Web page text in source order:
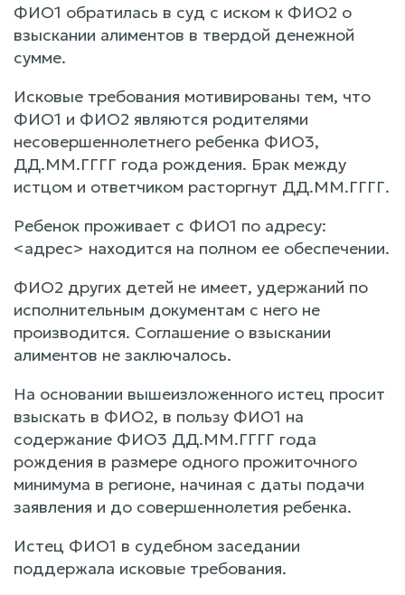
ФИО1 обратилась в суд с иском к ФИО2 о
взыскании алиментов в твердой денежной
сумме.
Исковые требования мотивированы тем, что
ФИО1 и ФИО2 являются родителями
несовершеннолетнего ребенка ФИО3,
ДД.ММ.ГГГГ года рождения. Брак между
истцом и ответчиком расторгнут ДД.ММ.ГГГГ.
Ребенок проживает с ФИО1 по адресу:
<адрес> находится на полном ее обеспечении.
ФИО2 других детей не имеет, удержаний по
исполнительным документам с него не
производится. Соглашение о взыскании
алиментов не заключалось.
На основании вышеизложенного истец просит
взыскать в ФИО2, в пользу ФИО1 на
содержание ФИО3 ДД.ММ.ГГГГ года
рождения в размере одного прожиточного
минимума в регионе, начиная с даты подачи
заявления и до совершеннолетия ребенка.
Истец ФИО1 в судебном заседании
поддержала исковые требования.